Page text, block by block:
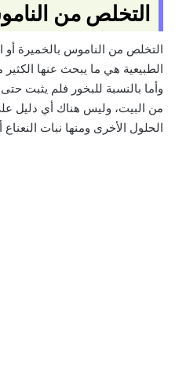
التخلص من
التخلص من الناموس بالخميرة أو
الطبيعية هي ما يبحث عنها
وأما بالنسبة للبخور فلم يثبت
من البيت، وليس هناك أي دليل
الحلول الأخرى ومنها نبات النعناع